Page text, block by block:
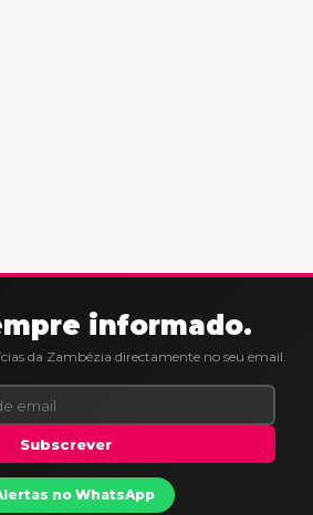
informado.
da Zambézia directamente no seu email.
Subscrever
no WhatsApp